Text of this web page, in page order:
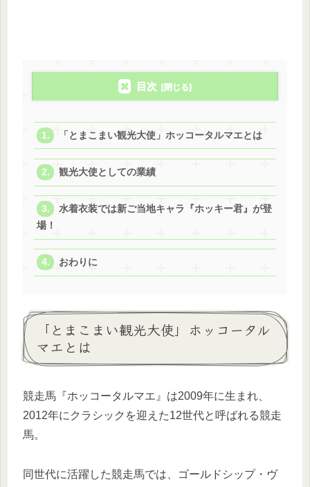
目次
「とまこまい観光大使」ホッコータルマエとは
観光大使としての業績
水着衣装では新ご当地キャラ『ホッキー君』が登
場！
おわりに
「とまこまい観光大使」ホッコータル
マエとは
競走馬『ホッコータルマエ』は2009年に生まれ、
2012年にクラシックを迎えた12世代と呼ばれる競走
馬。
同世代に活躍した競走馬では、ゴールドシップ・ヴ